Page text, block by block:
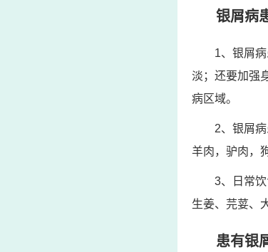
银屑病
1、银屑
淡；还要加强
病区域。
2、银屑
羊肉，驴肉，
3、日常
生姜、芫荽、
患有银